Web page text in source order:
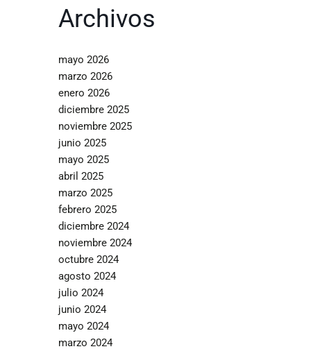
Archivos
mayo 2026
marzo 2026
enero 2026
diciembre 2025
noviembre 2025
junio 2025
mayo 2025
abril 2025
marzo 2025
febrero 2025
diciembre 2024
noviembre 2024
octubre 2024
agosto 2024
julio 2024
junio 2024
mayo 2024
marzo 2024